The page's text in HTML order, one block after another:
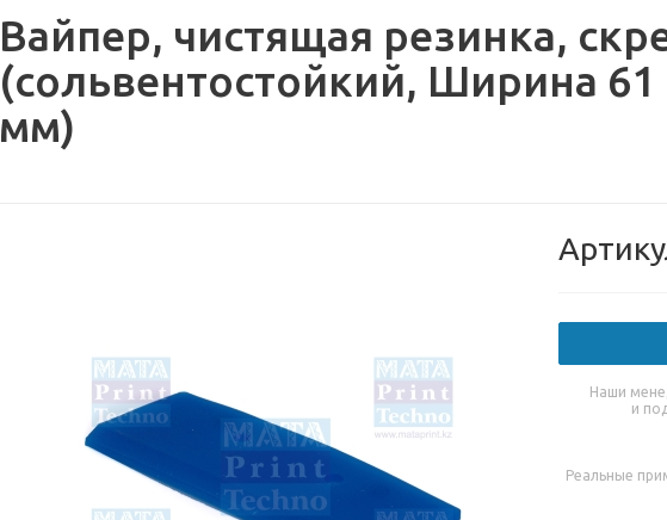
Вайпер, чистящая резинка,
(сольвентостойкий, Ширина
мм)
Наши
и
Реальные